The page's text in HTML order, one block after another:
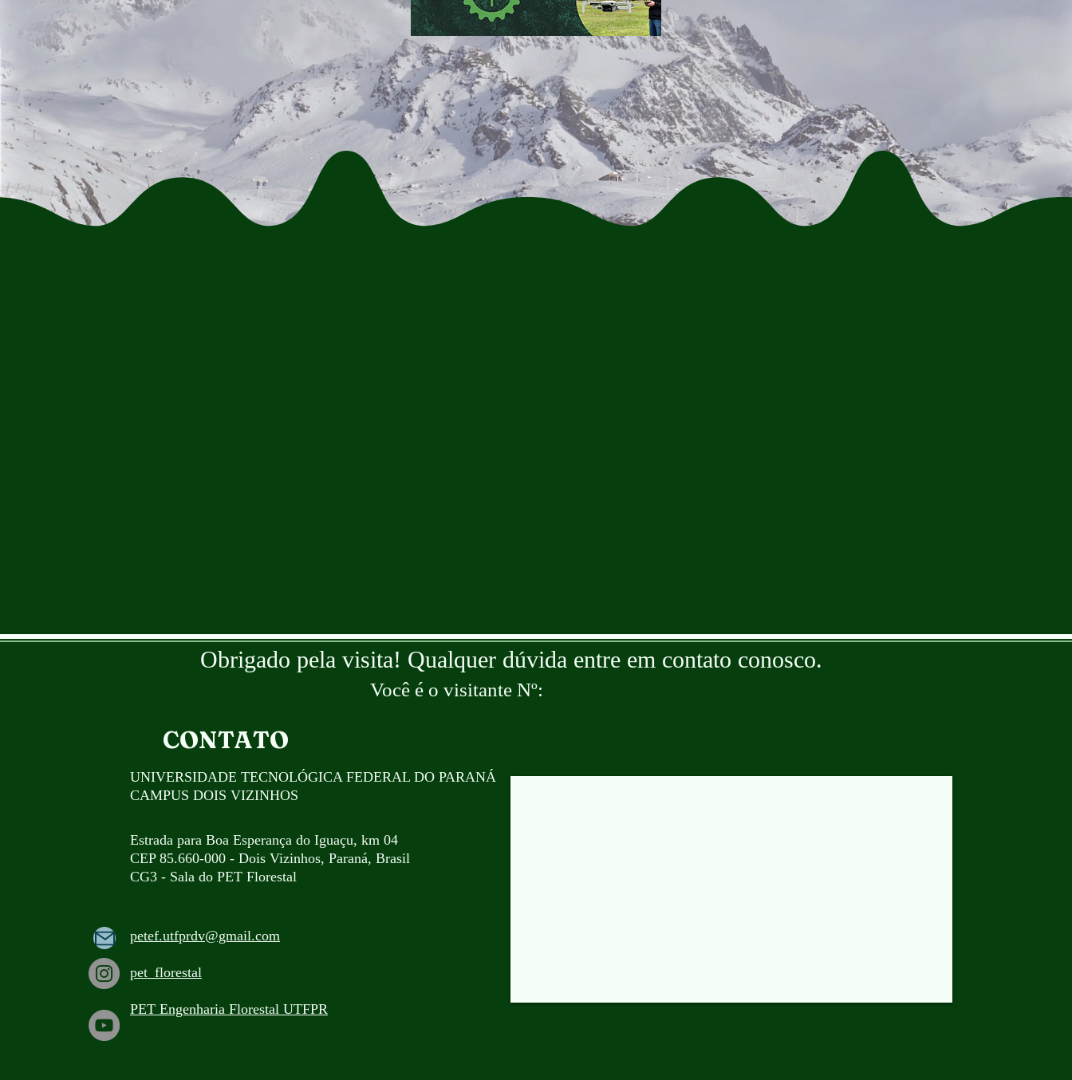
Obrigado pela visita! Qualquer dúvida entre em contato conosco.
Você é o visitante Nº:
CONTATO
UNIVERSIDADE TECNOLÓGICA FEDERAL DO PARANÁ
CAMPUS DOIS VIZINHOS
Estrada para Boa Esperança do Iguaçu, km 04
CEP 85.660-000 - Dois Vizinhos, Paraná, Brasil
CG3 - Sala do PET Florestal
petef.utfprdv@gmail.com
pet_florestal
PET Engenharia Florestal UTFPR